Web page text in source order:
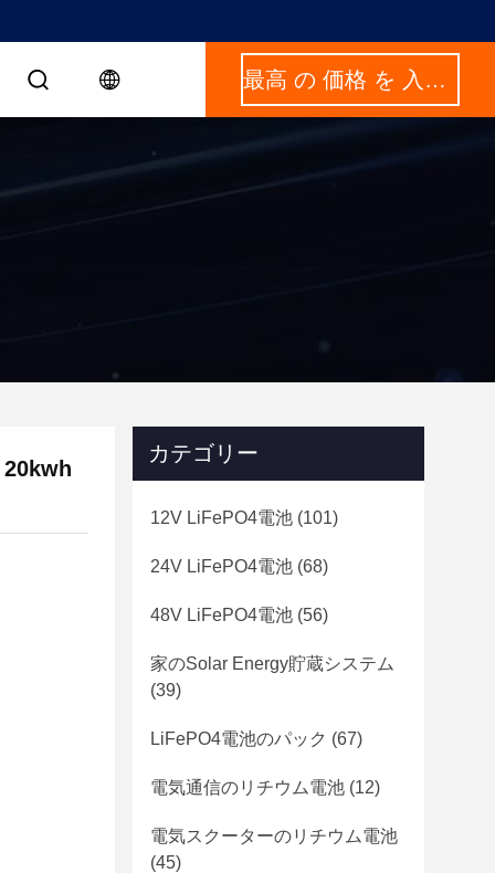
最高 の 価格 を 入手 する
カテゴリー
12V LiFePO4電池 (101)
24V LiFePO4電池 (68)
48V LiFePO4電池 (56)
家のSolar Energy貯蔵システム
(39)
LiFePO4電池のパック (67)
電気通信のリチウム電池 (12)
電気スクーターのリチウム電池
(45)